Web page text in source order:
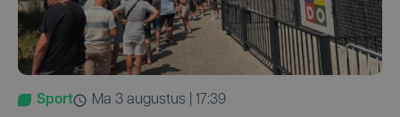
Sport
ma 3 augustus | 17:39